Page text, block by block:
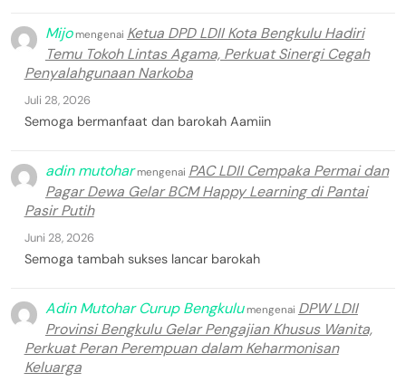
Mijomengenai Ketua DPD LDII Kota Bengkulu Hadiri
Temu Tokoh Lintas Agama, Perkuat Sinergi Cegah
Penyalahgunaan Narkoba
Juli 28, 2026
Semoga bermanfaat dan barokah Aamiin
adin mutoharmengenai PAC LDII Cempaka Permai dan
Pagar Dewa Gelar BCM Happy Learning di Pantai
Pasir Putih
Juni 28, 2026
Semoga tambah sukses lancar barokah
Adin Mutohar Curup Bengkulumengenai DPW LDII
Provinsi Bengkulu Gelar Pengajian Khusus Wanita,
Perkuat Peran Perempuan dalam Keharmonisan
Keluarga